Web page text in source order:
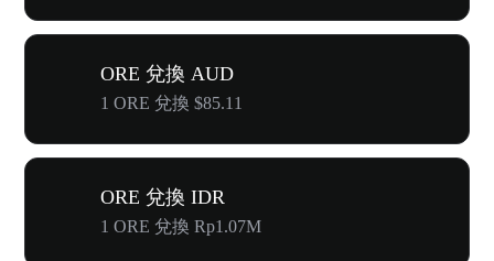
ORE 兌換 AUD
1 ORE 兌換 $85.11
ORE 兌換 IDR
1 ORE 兌換 Rp1.07M